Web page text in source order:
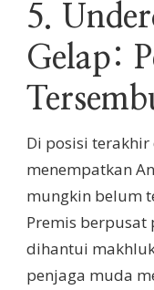
5.
Gelap:
Di posisi terakhir
menempatkan
mungkin belum
Premis berpusat
dihantui
penjaga muda